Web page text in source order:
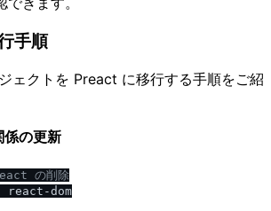
手順
ェクトを Preact に移行する手順をご紹
係の更新
の削除
react-dom